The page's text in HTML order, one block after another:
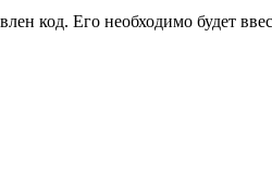
код. Его необходимо будет